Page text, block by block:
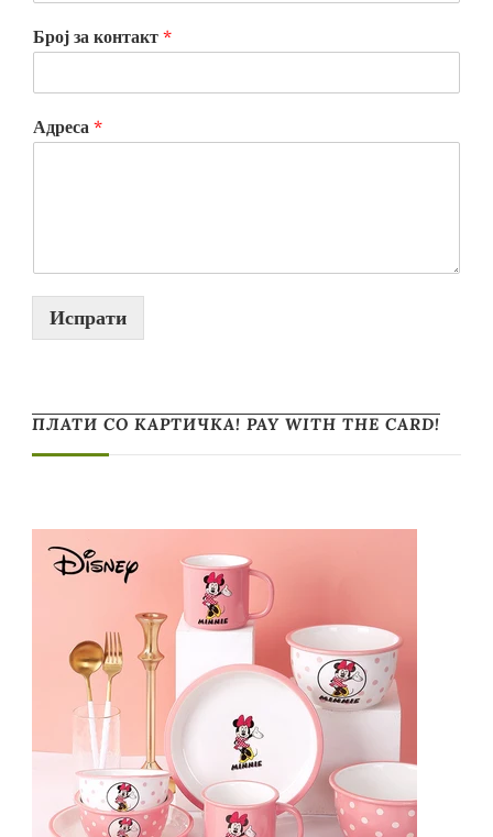
Број за контакт *
Адреса *
Испрати
ПЛАТИ СО КАРТИЧКА! PAY WITH THE CARD!